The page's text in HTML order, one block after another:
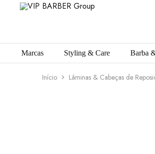
Marcas Styling & Care Barba
Início Lâminas & Cabeças de